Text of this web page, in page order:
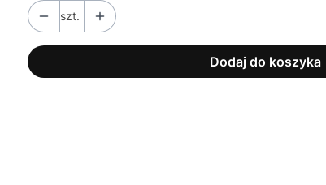
szt.
Dodaj do koszyka